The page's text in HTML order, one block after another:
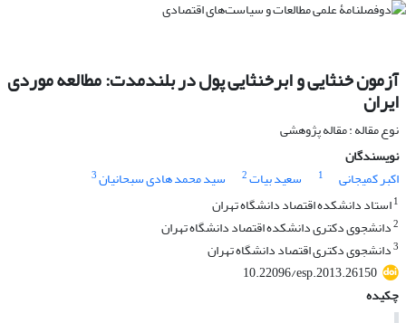
آزمون خنثایی و ابرخنثایی پول در بلندمدت: مطالعه موردی
ایران
نوع مقاله : مقاله پژوهشی
نویسندگان
اکبر کمیجانی
1 سعید بیات2 سید محمد هادی سبحانیان3
1استاد دانشکده اقتصاد دانشگاه تهران
2دانشجوی دکتری دانشکده اقتصاد دانشگاه تهران
3دانشجوی دکتری اقتصاد دانشگاه تهران
10.22096/esp.2013.26150
چکیده